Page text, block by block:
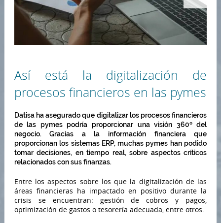
Así está la digitalización de
procesos financieros en las pymes
Datisa ha asegurado que digitalizar los procesos financieros
de las pymes podría proporcionar una visión 360º del
negocio. Gracias a la información financiera que
proporcionan los sistemas ERP, muchas pymes han podido
tomar decisiones, en tiempo real, sobre aspectos críticos
relacionados con sus finanzas.
Entre los aspectos sobre los que la digitalización de las
áreas financieras ha impactado en positivo durante la
crisis se encuentran: gestión de cobros y pagos,
optimización de gastos o tesorería adecuada, entre otros.